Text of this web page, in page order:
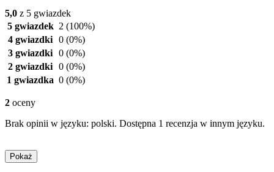
5,0 z 5 gwiazdek
5 gwiazdek 2 (100%)
4 gwiazdki 0 (0%)
3 gwiazdki 0 (0%)
2 gwiazdki 0 (0%)
1 gwiazdka 0 (0%)
2 oceny
Brak opinii w języku: polski. Dostępna 1 recenzja w innym języku.
Pokaż